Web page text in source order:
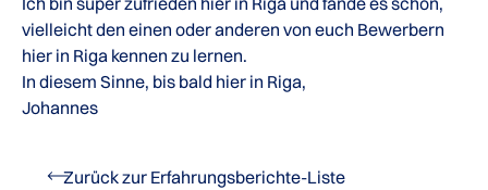
vielleicht den einen oder anderen von euch Bewerbern
hier in Riga kennen zu lernen.
In diesem Sinne, bis bald hier in Riga,
Johannes
Zurück zur Erfahrungsberichte-Liste